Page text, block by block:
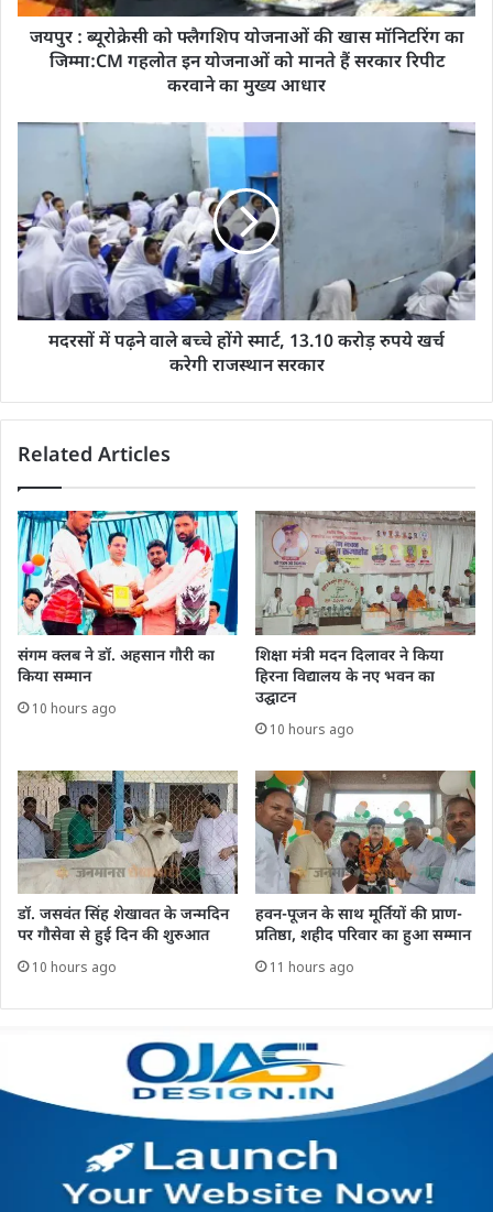
जयपुर : ब्यूरोक्रेसी को फ्लैगशिप योजनाओं की खास मॉनिटरिंग का
जिम्मा:CM गहलोत इन योजनाओं को मानते हैं सरकार रिपीट
करवाने का मुख्य आधार
मदरसों में पढ़ने वाले बच्चे होंगे स्मार्ट, 13.10 करोड़ रुपये खर्च
करेगी राजस्थान सरकार
Related Articles
संगम क्लब ने डॉ. अहसान गौरी का
किया सम्मान
10 hours ago
शिक्षा मंत्री मदन दिलावर ने किया
हिरना विद्यालय के नए भवन का
उद्घाटन
10 hours ago
डॉ. जसवंत सिंह शेखावत के जन्मदिन
पर गौसेवा से हुई दिन की शुरुआत
10 hours ago
हवन-पूजन के साथ मूर्तियों की प्राण-
प्रतिष्ठा, शहीद परिवार का हुआ सम्मान
11 hours ago